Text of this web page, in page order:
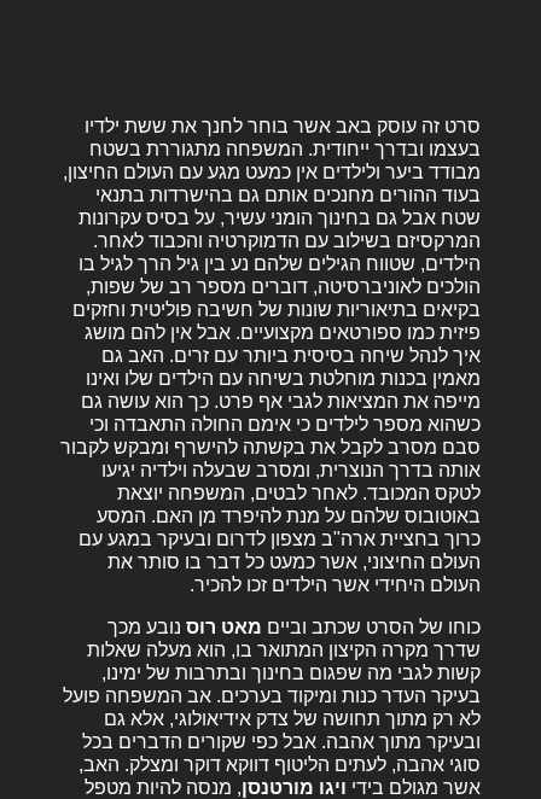
סרט זה עוסק באב אשר בוחר לחנך את ששת ילדיו
בעצמו ובדרך ייחודית. המשפחה מתגוררת בשטח
מבודד ביער ולילדים אין כמעט מגע עם העולם החיצון,
בעוד ההורים מחנכים אותם גם בהישרדות בתנאי
שטח אבל גם בחינוך הומני עשיר, על בסיס עקרונות
המרקסיזם בשילוב עם הדמוקרטיה והכבוד לאחר.
הילדים, שטווח הגילים שלהם נע בין גיל הרך לגיל בו
הולכים לאוניברסיטה, דוברים מספר רב של שפות,
בקיאים בתיאוריות שונות של חשיבה פוליטית וחזקים
פיזית כמו ספורטאים מקצועיים. אבל אין להם מושג
איך לנהל שיחה בסיסית ביותר עם זרים. האב גם
מאמין בכנות מוחלטת בשיחה עם הילדים שלו ואינו
מייפה את המציאות לגבי אף פרט. כך הוא עושה גם
כשהוא מספר לילדים כי אימם החולה התאבדה וכי
סבם מסרב לקבל את בקשתה להישרף ומבקש לקבור
אותה בדרך הנוצרית, ומסרב שבעלה וילדיה יגיעו
לטקס המכובד. לאחר לבטים, המשפחה יוצאת
באוטובוס שלהם על מנת להיפרד מן האם. המסע
כרוך בחציית ארה"ב מצפון לדרום ובעיקר במגע עם
העולם החיצוני, אשר כמעט כל דבר בו סותר את
העולם היחידי אשר הילדים זכו להכיר.
כוחו של הסרט שכתב וביים מאט רוס נובע מכך
שדרך מקרה הקיצון המתואר בו, הוא מעלה שאלות
קשות לגבי מה שפגום בחינוך ובתרבות של ימינו,
בעיקר העדר כנות ומיקוד בערכים. אב המשפחה פועל
לא רק מתוך תחושה של צדק אידיאולוגי, אלא גם
ובעיקר מתוך אהבה. אבל כפי שקורים הדברים בכל
סוגי אהבה, לעתים הליטוף דווקא דוקר ומצלק. האב,
אשר מגולם בידי ויגו מורטנסן, מנסה להיות מטפל